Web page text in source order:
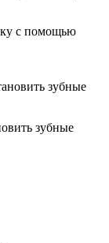
с помощью
зубные